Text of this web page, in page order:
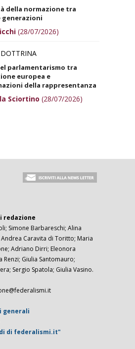
della normazione tra
generazioni
(28/07/2026)
parlamentarismo tra
europea e
della rappresentanza
Sciortino (28/07/2026)
redazione
Simone Barbareschi; Alina
Andrea Caravita di Toritto; Maria
Adriano Dirri; Eleonora
Renzi; Giulia Santomauro;
Sergio Spatola; Giulia Vasino.
generali
di federalismi.it"